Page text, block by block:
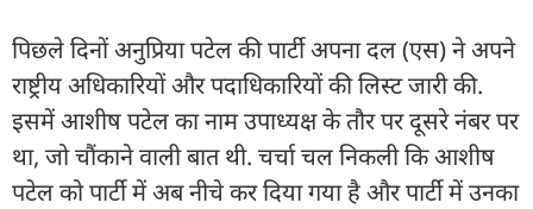
पिछले दिनों अनुप्रिया पटेल की पार्टी अपना दल (एस) ने अपने
राष्ट्रीय अधिकारियों और पदाधिकारियों की लिस्ट जारी की.
इसमें आशीष पटेल का नाम उपाध्यक्ष के तौर पर दूसरे नंबर पर
था, जो चौंकाने वाली बात थी. चर्चा चल निकली कि आशीष
पटेल को पार्टी में अब नीचे कर दिया गया है और पार्टी में उनका